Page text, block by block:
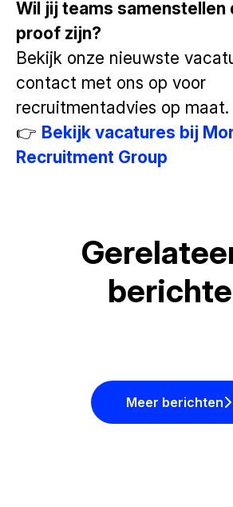
Wil jij teams samenstellen
proof zijn?
Bekijk onze nieuwste
contact met ons op voor
recruitmentadvies op maat.
👉 Bekijk vacatures bij
Recruitment Group
Startsalaris HBO
Wat zijn de meest
vaardigheden voor
Hittegolf op kantoor?
Meer berichten